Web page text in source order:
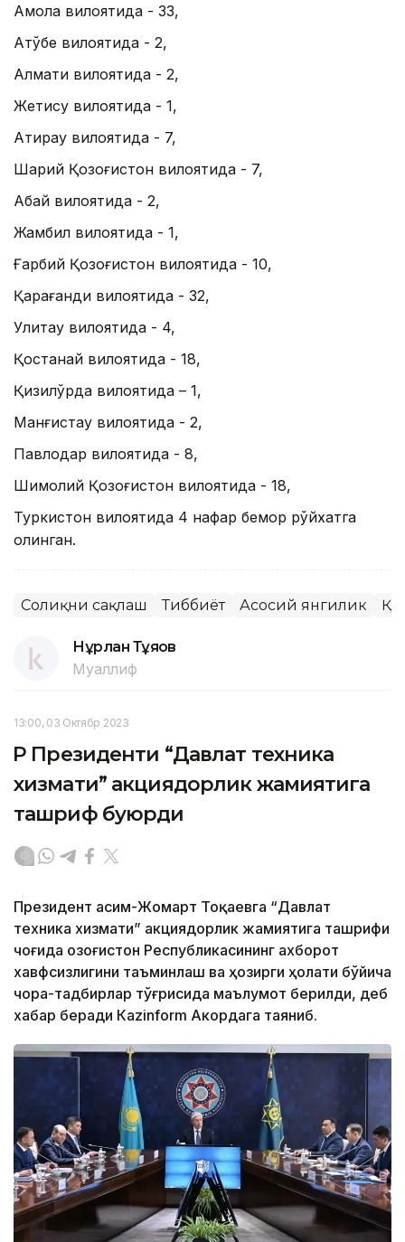
Ақмола вилоятида - 33,
Ақтўбе вилоятида - 2,
Алмати вилоятида - 2,
Жетису вилоятида - 1,
Атирау вилоятида - 7,
Шарқий Қозоғистон вилоятида - 7,
Абай вилоятида - 2,
Жамбил вилоятида - 1,
Ғарбий Қозоғистон вилоятида - 10,
Қарағанди вилоятида - 32,
Улитау вилоятида - 4,
Қостанай вилоятида - 18,
Қизилўрда вилоятида – 1,
Манғистау вилоятида - 2,
Павлодар вилоятида - 8,
Шимолий Қозоғистон вилоятида - 18,
Туркистон вилоятида 4 нафар бемор рўйхатга
олинган.
Соғлиқни сақлаш Тиббиёт Асосий янгилик ҚР
Нұрлан Тұяқов
Муаллиф
13:00, 03 Октябр 2023
ҚР Президенти “Давлат техника
хизмати” акциядорлик жамиятига
ташриф буюрди
Президент Қасим-Жомарт Тоқаевга “Давлат
техника хизмати” акциядорлик жамиятига ташрифи
чоғида Қозоғистон Республикасининг ахборот
хавфсизлигини таъминлаш ва ҳозирги ҳолати бўйича
чора-тадбирлар тўғрисида маълумот берилди, деб
хабар беради Каzinform Акордага таяниб.